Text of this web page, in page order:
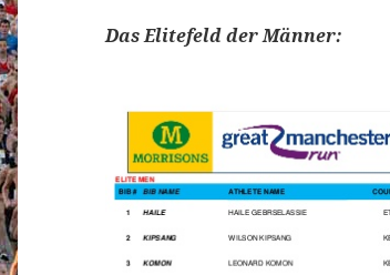
Das Elitefeld der Männer: